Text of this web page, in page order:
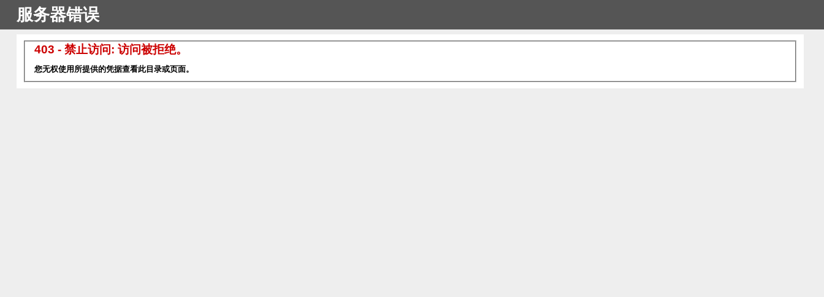
服务器错误
403 - 禁止访问: 访问被拒绝。
您无权使用所提供的凭据查看此目录或页面。